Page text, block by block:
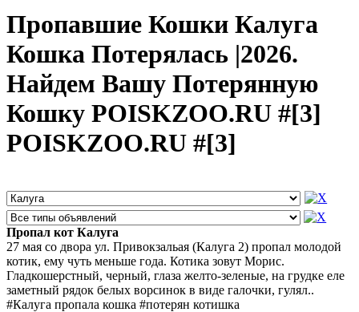
Пропавшие Кошки Калуга
Кошка Потерялась |2026.
Найдем Вашу Потерянную
Кошку POISKZOO.RU #[3]
POISKZOO.RU #[3]
Пропал кот Калуга
27 мая со двора ул. Привокзальая (Калуга 2) пропал молодой
котик, ему чуть меньше года. Котика зовут Морис.
Гладкошерстный, черный, глаза желто-зеленые, на грудке еле
заметный рядок белых ворсинок в виде галочки, гулял..
#Калуга пропала кошка #потерян котишка